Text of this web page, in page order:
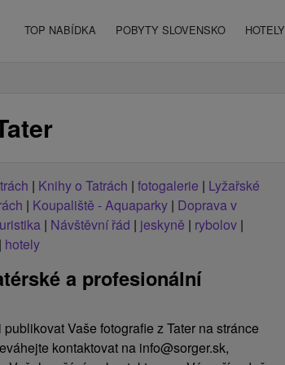
TOP NABÍDKA POBYTY SLOVENSKO HOTELY
| Knihy o Tatrách | fotogalerie | Lyžařské
| Koupaliště - Aquaparky | Doprava v
| Návštěvní řád | jeskyně | rybolov |
| hotely
a profesionální
Vaše fotografie z Tater na stránce
kontaktovat na info@sorger.sk,